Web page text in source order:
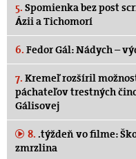
5. Spomienka bez post
Ázii a Tichomorí
6. Fedor Gál: Nádych –
7. Kremeľ rozšíril
páchateľov trestných
Gálisovej
8. .týždeň vo filme:
zmrzlina